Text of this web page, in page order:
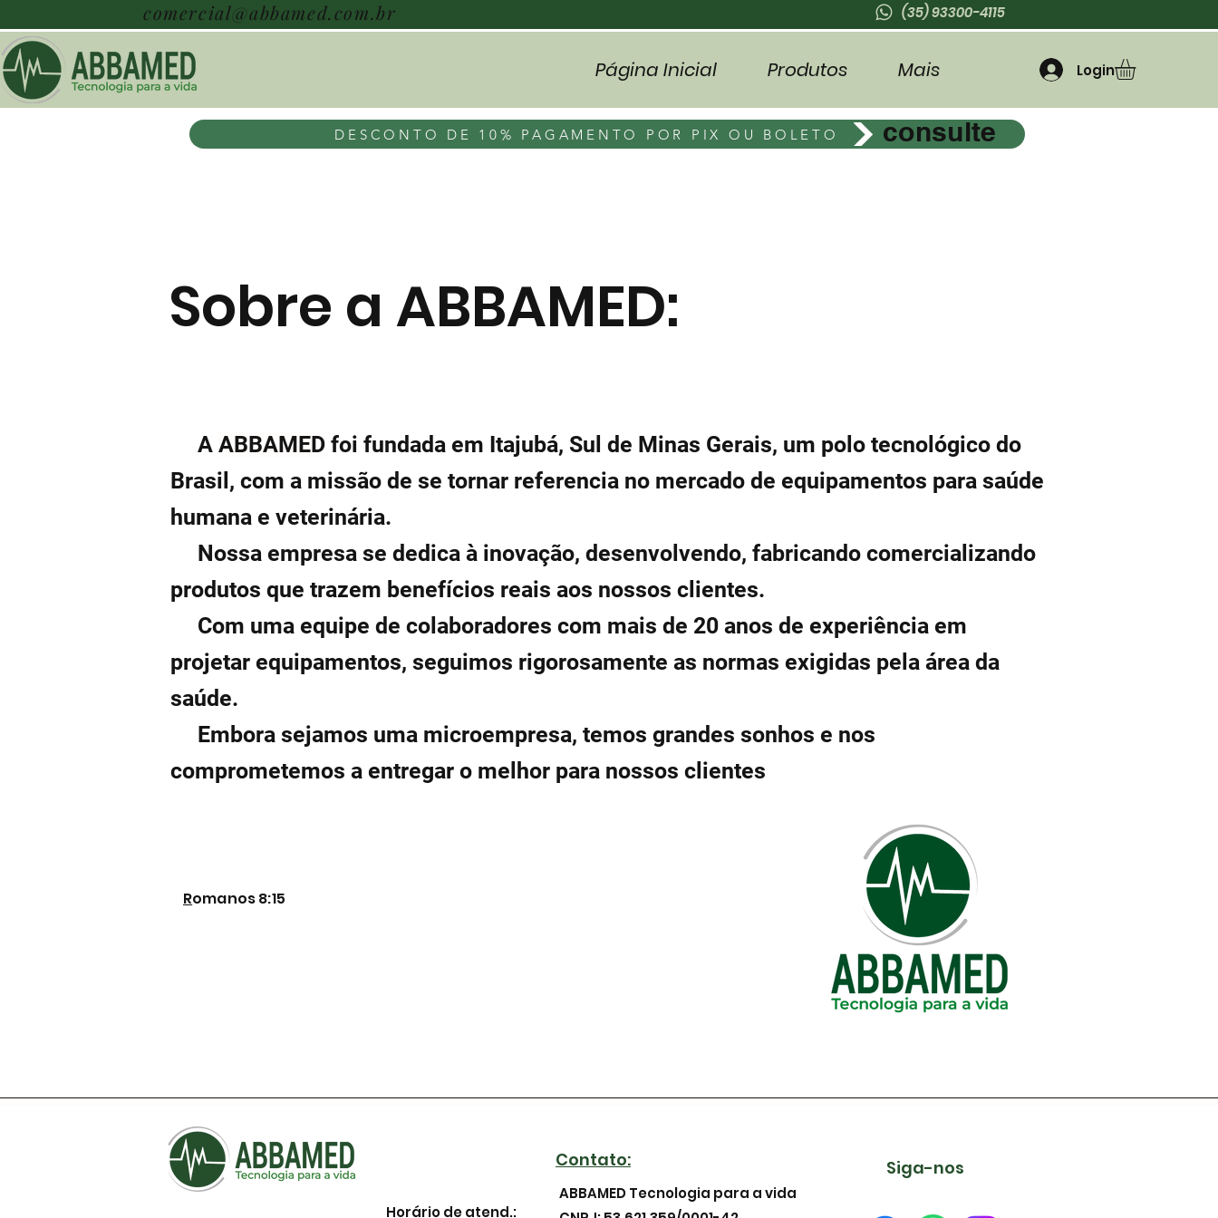
(35) 93300-4115
comercial@abbamed.com.br
Página Inicial Produtos Mais Login
DESCONTO DE 10% PAGAMENTO POR PIX OU BOLETO consulte
Sobre a ABBAMED:
A ABBAMED foi fundada em Itajubá, Sul de Minas Gerais, um polo tecnológico do
Brasil, com a missão de se tornar referencia no mercado de equipamentos para saúde
humana e veterinária.
Nossa empresa se dedica à inovação, desenvolvendo, fabricando comercializando
produtos que trazem benefícios reais aos nossos clientes.
Com uma equipe de colaboradores com mais de 20 anos de experiência em
projetar equipamentos, seguimos rigorosamente as normas exigidas pela área da
saúde.
Embora sejamos uma microempresa, temos grandes sonhos e nos
comprometemos a entregar o melhor para nossos clientes
Romanos 8:15
Horário de atend.:
Contato:
ABBAMED Tecnologia para a vida
Siga-nos